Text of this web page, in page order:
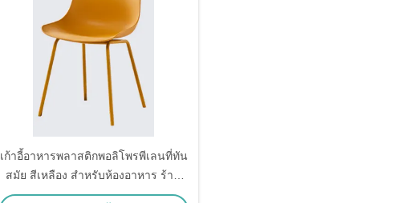
เก้าอี้อาหารพลาสติกพอลิโพรพีเลนที่ทัน
สมัย สีเหลือง สําหรับห้องอาหาร ร้าน
อาหาร